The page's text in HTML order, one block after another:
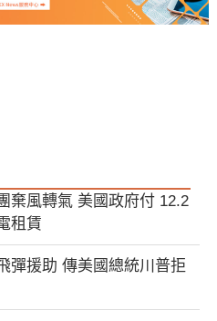
棄風轉氣 美國政府付 12.2
租賃
彈援助 傳美國總統川普拒